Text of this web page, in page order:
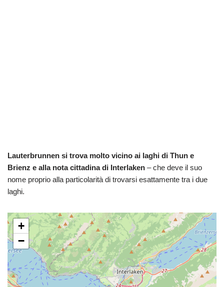
Lauterbrunnen si trova molto vicino ai laghi di Thun e
Brienz e alla nota cittadina di Interlaken – che deve il suo
nome proprio alla particolarità di trovarsi esattamente tra i due
laghi.
+
−